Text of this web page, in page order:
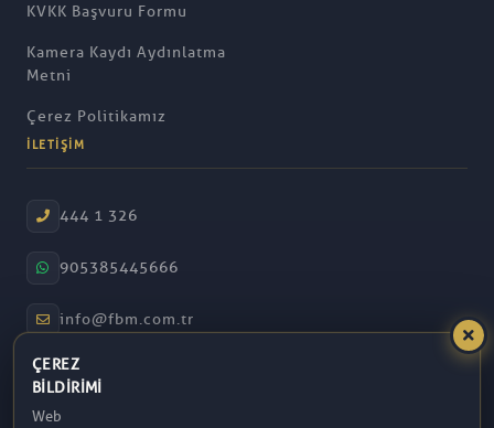
KVKK Başvuru Formu
Kamera Kaydı Aydınlatma
Metni
Çerez Politikamız
İLETIŞIM
444 1 326
905385445666
info@fbm.com.tr
08:30 – 17:30
Atakum / Samsun
ÇEREZ
BILDIRIMI
Web